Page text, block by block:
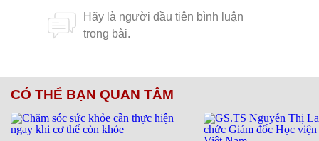
CÓ THỂ BẠN QUAN TÂM